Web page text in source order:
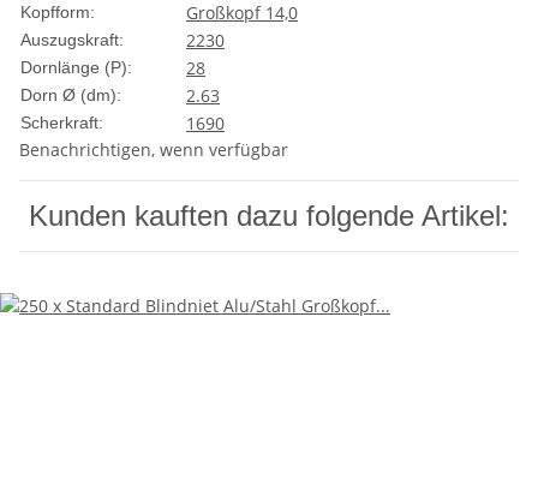
Kopfform: Großkopf 14,0
Auszugskraft: 2230
Dornlänge (P): 28
Dorn Ø (dm): 2.63
Scherkraft:
1690
Benachrichtigen, wenn verfügbar
Kunden kauften dazu folgende Artikel: